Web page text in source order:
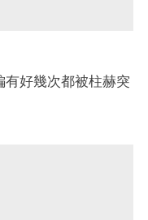
好幾次都被柱赫突